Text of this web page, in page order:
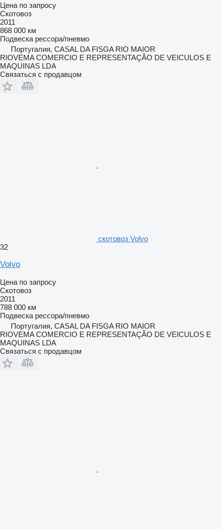
Цена по запросу
Скотовоз
2011
868 000 км
Подвеска рессора/пневмо
Португалия, CASAL DA FISGA RIO MAIOR
RIOVEMA COMERCIO E REPRESENTAÇÃO DE VEICULOS E
MAQUINAS LDA
Связаться с продавцом
скотовоз Volvo
32
Volvo
Цена по запросу
Скотовоз
2011
788 000 км
Подвеска рессора/пневмо
Португалия, CASAL DA FISGA RIO MAIOR
RIOVEMA COMERCIO E REPRESENTAÇÃO DE VEICULOS E
MAQUINAS LDA
Связаться с продавцом